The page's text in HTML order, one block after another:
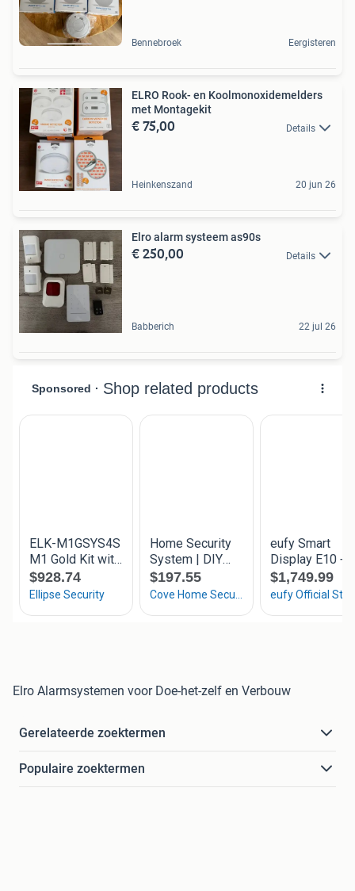
Bennebroek Eergisteren
ELRO Rook- en Koolmonoxidemelders
met Montagekit
€ 75,00 Details
Heinkenszand 20 jun 26
Elro alarm systeem as90s
€ 250,00 Details
Babberich 22 jul 26
Elro Alarmsystemen voor Doe-het-zelf en Verbouw
Gerelateerde zoektermen
Populaire zoektermen